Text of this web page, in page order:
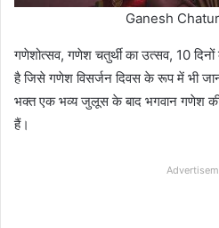
Ganesh
गणेशोत्सव, गणेश चतुर्थी का उत्सव, 10 दिनों
है जिसे गणेश विसर्जन दिवस के रूप में भी
भक्त एक भव्य जुलूस के बाद भगवान गणेश की
हैं।